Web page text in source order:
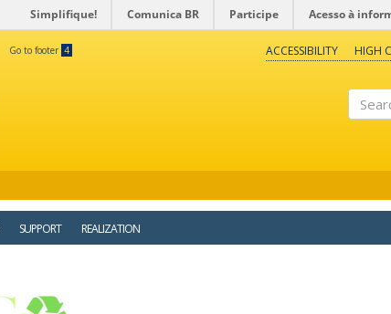
Simplifique! Comunica BR Participe Acesso à
Go to footer 4 ACCESSIBILITY HIGH
SUPPORT REALIZATION